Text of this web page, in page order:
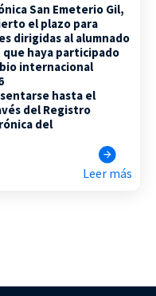
San Emeterio Gil,
el plazo para
dirigidas al alumnado
haya participado
internacional
hasta el
del Registro
del
Leer más